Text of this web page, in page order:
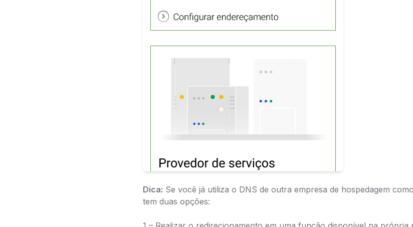
Dica: Se você já utiliza o DNS de outra empresa de hospedagem
tem duas opções: